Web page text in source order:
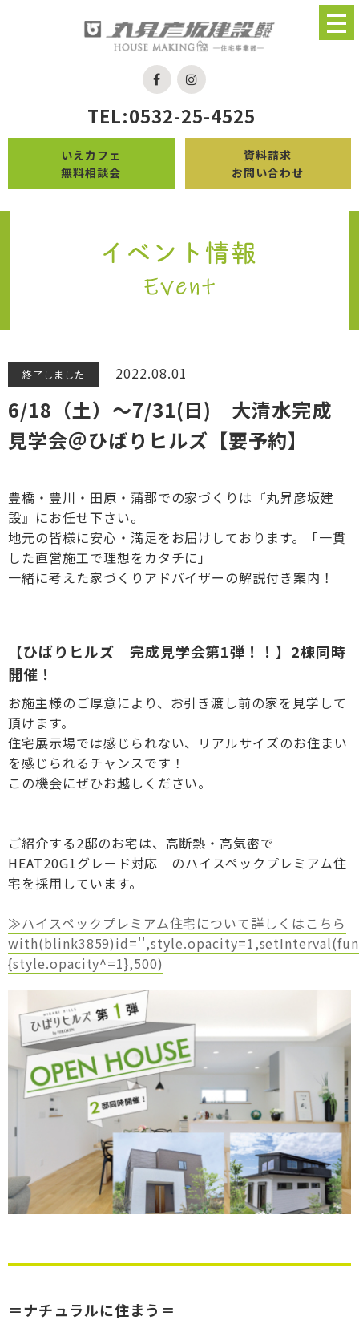
TEL:0532-25-4525
いえカフェ
無料相談会
資料請求
お問い合わせ
終了しました 2022.08.01
6/18（土）～7/31(日) 大清水完成
見学会＠ひばりヒルズ【要予約】
豊橋・豊川・田原・蒲郡での家づくりは『丸昇彦坂建
設』にお任せ下さい。
地元の皆様に安心・満足をお届けしております。「一貫
した直営施工で理想をカタチに」
一緒に考えた家づくりアドバイザーの解説付き案内！
【ひばりヒルズ 完成見学会第1弾！！】2棟同時
開催！
お施主様のご厚意により、お引き渡し前の家を見学して
頂けます。
住宅展示場では感じられない、リアルサイズのお住まい
を感じられるチャンスです！
この機会にぜひお越しください。
ご紹介する2邸のお宅は、高断熱・高気密で
HEAT20G1グレード対応 のハイスペックプレミアム住
宅を採用しています。
≫ハイスペックプレミアム住宅について詳しくはこちら
{style.opacity^=1},500)
＝ナチュラルに住まう＝